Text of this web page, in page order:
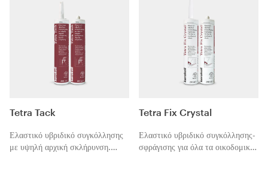
Tetra Tack
Ελαστικό υβριδικό συγκόλλησης
με υψηλή αρχική σκλήρυνση.
Tetra Fix Crystal
Ελαστικό υβριδικό συγκόλλησης-
σφράγισης για όλα τα οικοδομικά